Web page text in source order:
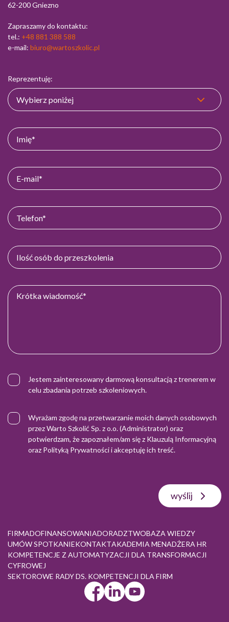
62-200 Gniezno
Zapraszamy do kontaktu:
tel.: +48 881 388 588
e-mail: biuro@wartoszkolic.pl
Reprezentuję:
Jestem zainteresowany darmową konsultacją z trenerem w
celu zbadania potrzeb szkoleniowych.
Wyrażam zgodę na przetwarzanie moich danych osobowych
przez Warto Szkolić Sp. z o.o. (Administrator) oraz
potwierdzam, że zapoznałem/am się z Klauzulą Informacyjną
oraz Polityką Prywatnościi akceptuję ich treść.
wyślij
FIRMADOFINANSOWANIADORADZTWOBAZA WIEDZY
UMÓW SPOTKANIEKONTAKTAKADEMIA MENADŻERA HR
KOMPETENCJE Z AUTOMATYZACJI DLA TRANSFORMACJI
CYFROWEJ
SEKTOROWE RADY DS. KOMPETENCJI DLA FIRM